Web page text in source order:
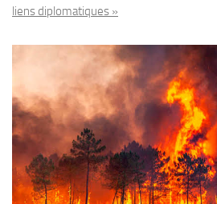
liens diplomatiques »